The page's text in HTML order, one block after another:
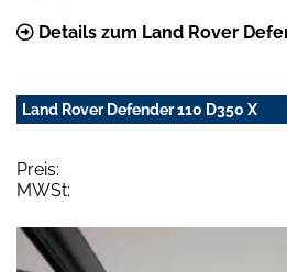
Details zum Land Rover
Land Rover Defender 110 D350 X
Preis:
MWSt: